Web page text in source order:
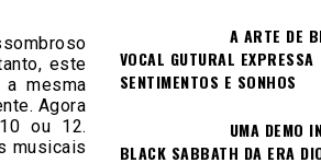
este
mesma
Agora
ou 12.
musicais
A ARTE DE
VOCAL GUTURAL EXPRESSA
SENTIMENTOS E SONHOS
UMA DEMO
BLACK SABBATH DA ERA